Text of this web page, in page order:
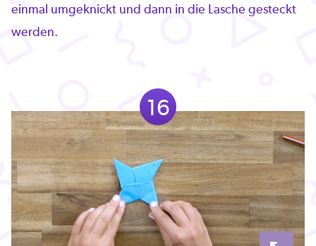
einmal umgeknickt und dann in die Lasche gesteckt
werden.
16